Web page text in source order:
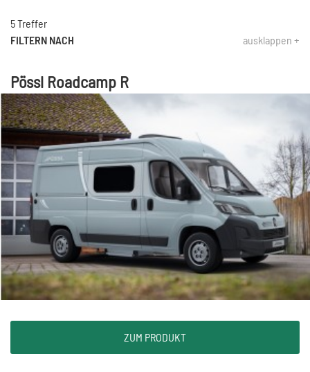
FILTERN NACH ausklappen +
5 Treffer
Pössl Roadcamp R
ZUM PRODUKT